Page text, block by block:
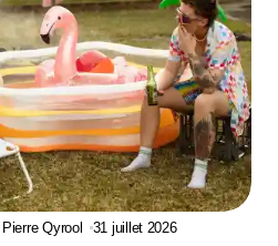
Pierre Qyrool 31 juillet 2026